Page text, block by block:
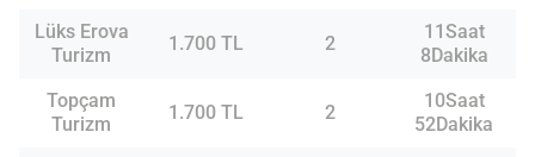
Lüks Erova
Turizm
1.700 TL 2
11Saat
8Dakika
Topçam
Turizm
1.700 TL 2
10Saat
52Dakika